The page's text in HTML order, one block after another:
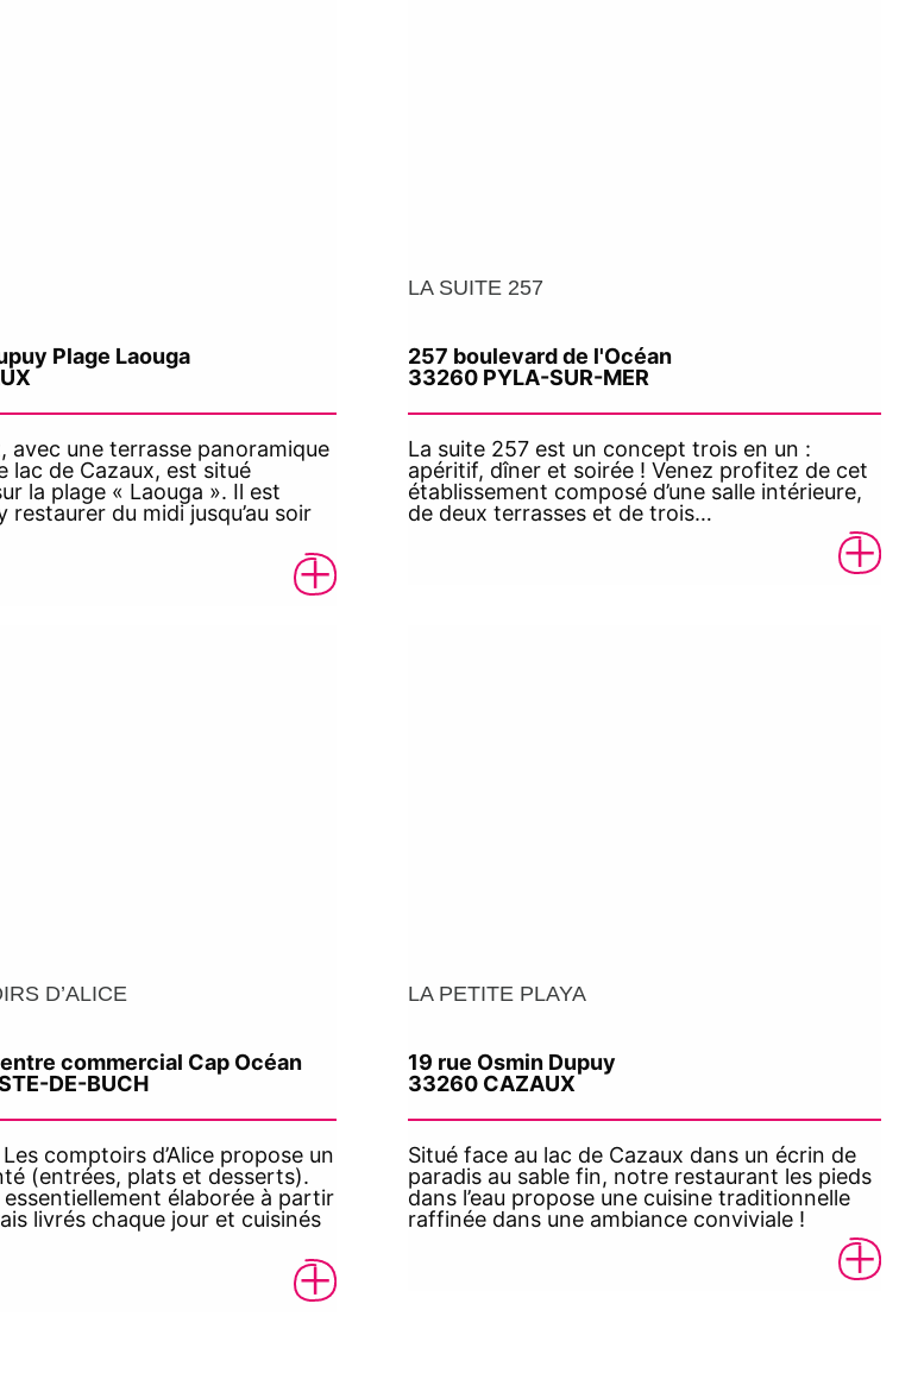
Plage Laouga
avec une terrasse panoramique
lac de Cazaux, est situé
la plage « Laouga ». Il est
restaurer du midi jusqu’au soir
LA SUITE 257
257 boulevard de l'Océan
33260 PYLA-SUR-MER
La suite 257 est un concept trois en un :
apéritif, dîner et soirée ! Venez profitez de cet
établissement composé d’une salle intérieure,
de deux terrasses et de trois…
D’ALICE
commercial Cap Océan
DE-BUCH
comptoirs d’Alice propose un
(entrées, plats et desserts).
essentiellement élaborée à partir
livrés chaque jour et cuisinés
LA PETITE PLAYA
19 rue Osmin Dupuy
33260 CAZAUX
Situé face au lac de Cazaux dans un écrin de
paradis au sable fin, notre restaurant les pieds
dans l’eau propose une cuisine traditionnelle
raffinée dans une ambiance conviviale !